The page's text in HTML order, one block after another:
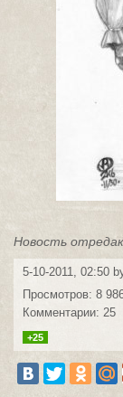
Новость
5-10-2011, 02:50
Просмотров: 8
Комментарии: 25
+25